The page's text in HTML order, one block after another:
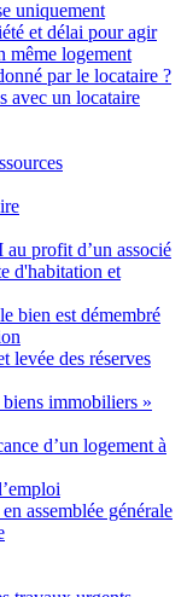
uniquement
et délai pour agir
même logement
par le locataire ?
avec un locataire
profit d’un associé
d'habitation et
bien est démembré
levée des réserves
immobiliers »
d’un logement à
assemblée générale